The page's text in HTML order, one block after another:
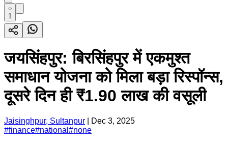
1
जयसिंहपुर: बिरसिंहपुर में एकमुश्त
समाधान योजना को मिला बड़ा रिस्पॉन्स,
दूसरे दिन ही ₹1.90 लाख की वसूली
Jaisinghpur, Sultanpur
Dec 3, 2025
#finance#national #none